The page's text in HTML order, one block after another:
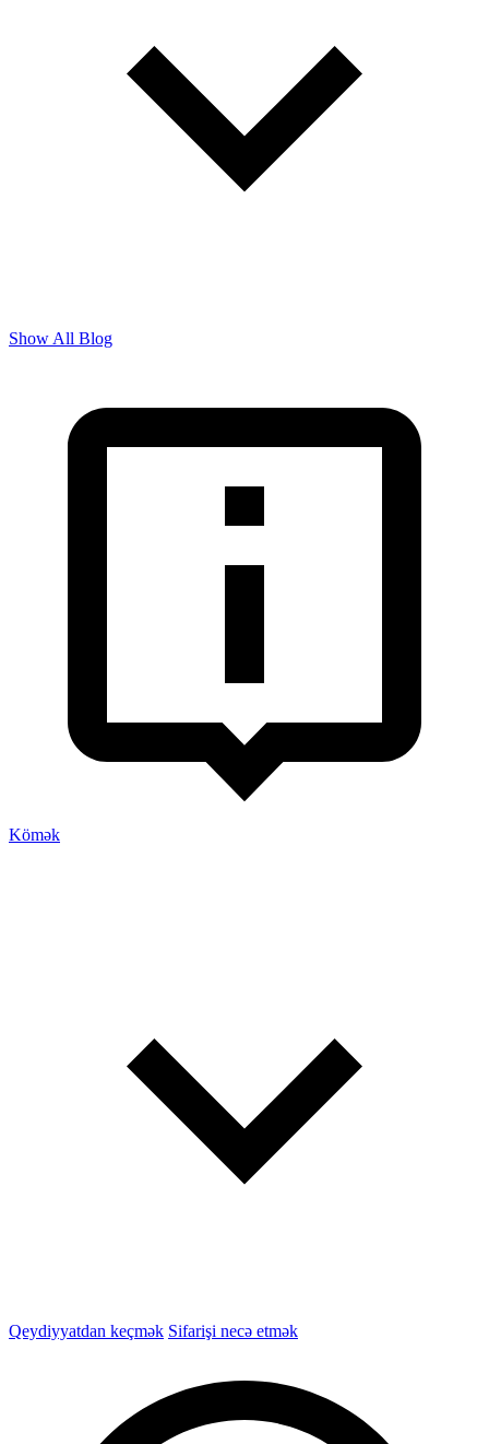
Show All Blog
Kömək
Qeydiyyatdan keçmək Sifarişi necə etmək